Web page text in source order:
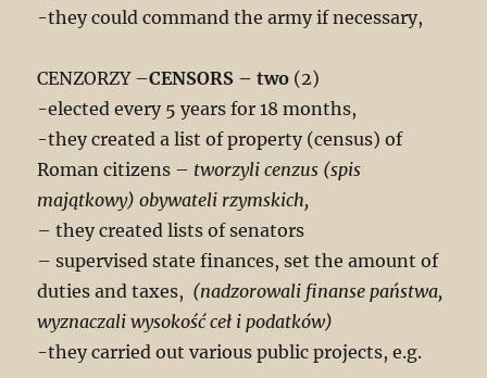
-they could command the army if necessary,
CENZORZY –CENSORS – two (2)
-elected every 5 years for 18 months,
-they created a list of property (census) of
Roman citizens – tworzyli cenzus (spis
majątkowy) obywateli rzymskich,
– they created lists of senators
– supervised state finances, set the amount of
duties and taxes, (nadzorowali finanse państwa,
wyznaczali wysokość ceł i podatków)
-they carried out various public projects, e.g.